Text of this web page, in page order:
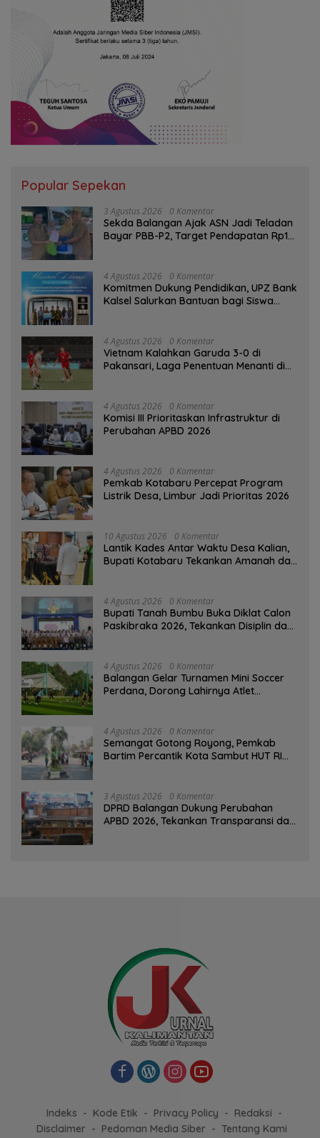
Popular Sepekan
3 Agustus 2026 0 Komentar
Sekda Balangan Ajak ASN Jadi Teladan
Bayar PBB-P2, Target Pendapatan Rp1
4 Agustus 2026 0 Komentar
Komitmen Dukung Pendidikan, UPZ Bank
Kalsel Salurkan Bantuan bagi Siswa
4 Agustus 2026 0 Komentar
Vietnam Kalahkan Garuda 3-0 di
Pakansari, Laga Penentuan Menanti di
4 Agustus 2026 0 Komentar
‎Komisi III Prioritaskan Infrastruktur di
Perubahan APBD 2026
4 Agustus 2026 0 Komentar
Pemkab Kotabaru Percepat Program
Listrik Desa, Limbur Jadi Prioritas 2026
10 Agustus 2026 0 Komentar
Lantik Kades Antar Waktu Desa Kalian,
Bupati Kotabaru Tekankan Amanah dan
4 Agustus 2026 0 Komentar
Bupati Tanah Bumbu Buka Diklat Calon
Paskibraka 2026, Tekankan Disiplin dan
4 Agustus 2026 0 Komentar
Balangan Gelar Turnamen Mini Soccer
Perdana, Dorong Lahirnya Atlet
4 Agustus 2026 0 Komentar
Semangat Gotong Royong, Pemkab
Bartim Percantik Kota Sambut HUT RI
3 Agustus 2026 0 Komentar
DPRD Balangan Dukung Perubahan
APBD 2026, Tekankan Transparansi dan
Indeks Kode Etik Privacy Policy
Redaksi
Disclaimer
Pedoman Media Siber Tentang Kami